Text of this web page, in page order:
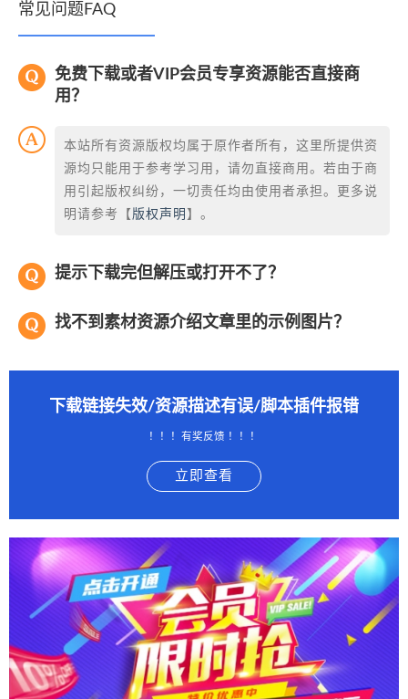
常见问题FAQ
免费下载或者VIP会员专享资源能否直接商
用？
本站所有资源版权均属于原作者所有，这里所提供资
源均只能用于参考学习用，请勿直接商用。若由于商
用引起版权纠纷，一切责任均由使用者承担。更多说
明请参考【 版权声明 】。
提示下载完但解压或打开不了？
找不到素材资源介绍文章里的示例图片？
下载链接失效/资源描述有误/脚本插件报错
！！！有奖反馈 ！！！
立即查看